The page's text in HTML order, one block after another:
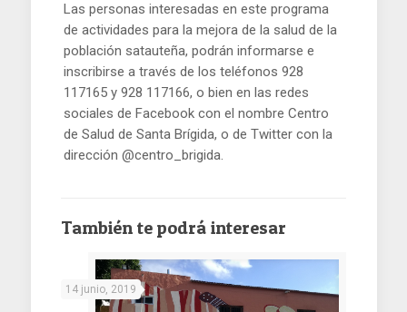
Las personas interesadas en este programa
de actividades para la mejora de la salud de la
población satauteña, podrán informarse e
inscribirse a través de los teléfonos 928
117165 y 928 117166, o bien en las redes
sociales de Facebook con el nombre Centro
de Salud de Santa Brígida, o de Twitter con la
dirección @centro_brigida.
También te podrá interesar
14 junio, 2019